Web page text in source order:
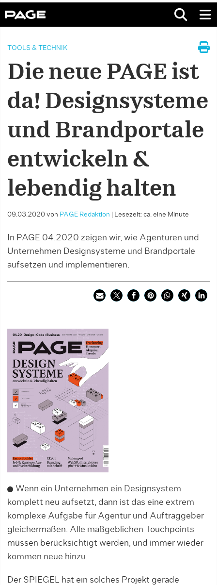
TOOLS & TECHNIK
Die neue PAGE ist
da! Designsysteme
und Brandportale
entwickeln &
lebendig halten
09.03.2020 von PAGE Redaktion Lesezeit: ca. eine Minute
In PAGE 04.2020 zeigen wir, wie Agenturen und
Unternehmen Designsysteme und Brandportale
aufsetzen und implementieren.
Wenn ein Unternehmen ein Designsystem
komplett neu aufsetzt, dann ist das eine extrem
komplexe Aufgabe für Agentur und Auftraggeber
gleichermaßen. Alle maßgeblichen Touchpoints
müssen berücksichtigt werden, und immer wieder
kommen neue hinzu.
Der SPIEGEL hat ein solches Projekt gerade